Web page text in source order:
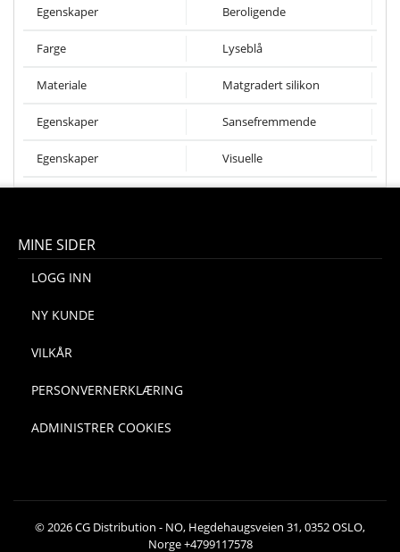
Egenskaper Beroligende
Farge Lyseblå
Materiale Matgradert silikon
Egenskaper Sansefremmende
Egenskaper Visuelle
MINE SIDER
LOGG INN
NY KUNDE
VILKÅR
PERSONVERNERKLÆRING
ADMINISTRER COOKIES
© 2026 CG Distribution - NO, Hegdehaugsveien 31, 0352 OSLO,
Norge +4799117578